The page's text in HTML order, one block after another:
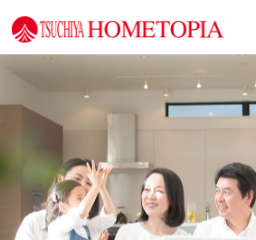
土屋ホームトピアとは
提案力
技術力
リフォームメニュー
リフォームの流れ
超断熱・超換気